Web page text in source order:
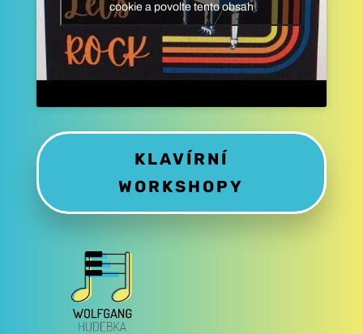
cookie a povolte tento obsah
KLAVÍRNÍ
WORKSHOPY